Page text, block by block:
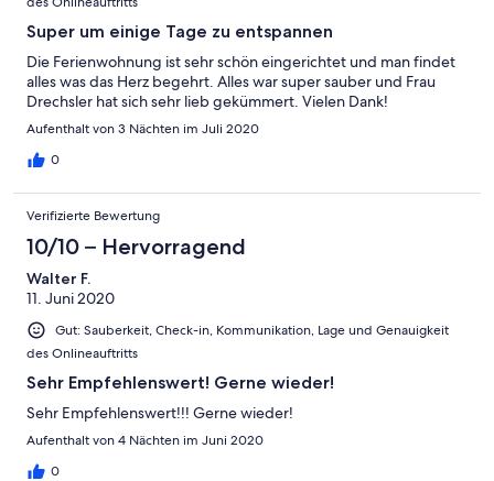
Super um einige Tage zu entspannen
Die Ferienwohnung ist sehr schön eingerichtet und man findet
alles was das Herz begehrt. Alles war super sauber und Frau
Drechsler hat sich sehr lieb gekümmert. Vielen Dank!
Aufenthalt von 3 Nächten im Juli 2020
0
Verifizierte Bewertung
10/10 – Hervorragend
Walter F.
11. Juni 2020
Gut: Sauberkeit, Check-in, Kommunikation, Lage und Genauigkeit
des Onlineauftritts
Sehr Empfehlenswert! Gerne wieder!
Sehr Empfehlenswert!!! Gerne wieder!
Aufenthalt von 4 Nächten im Juni 2020
0